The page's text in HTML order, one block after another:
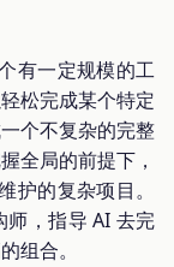
有一定规模的工
松完成某个特定
个不复杂的完整
全局的前提下，
护的复杂项目。
师，指导 AI 去完
组合。